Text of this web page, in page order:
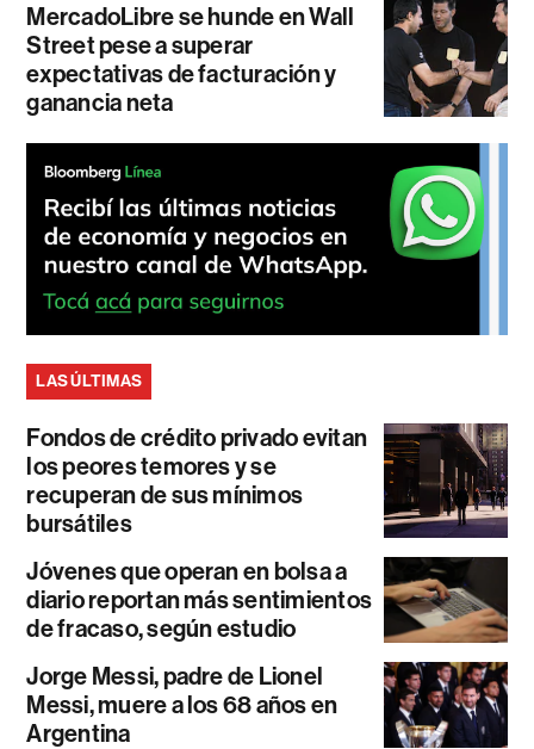
MercadoLibre se hunde en Wall
Street pese a superar
expectativas de facturación y
ganancia neta
LAS ÚLTIMAS
Fondos de crédito privado evitan
los peores temores y se
recuperan de sus mínimos
bursátiles
Jóvenes que operan en bolsa a
diario reportan más sentimientos
de fracaso, según estudio
Jorge Messi, padre de Lionel
Messi, muere a los 68 años en
Argentina